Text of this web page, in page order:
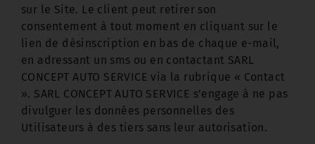
sur le Site. Le client peut retirer son
consentement à tout moment en cliquant sur le
lien de désinscription en bas de chaque e-mail,
en adressant un sms ou en contactant SARL
CONCEPT AUTO SERVICE via la rubrique « Contact
». SARL CONCEPT AUTO SERVICE s’engage à ne pas
divulguer les données personnelles des
Utilisateurs à des tiers sans leur autorisation.